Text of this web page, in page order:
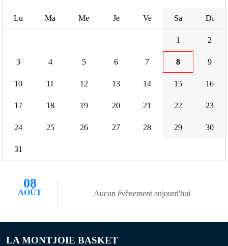
Lu Ma Me Je Ve Sa Di
1 2
3 4 5 6 7 8 9
10 11 12 13 14 15 16
17 18 19 20 21 22 23
24 25 26 27 28 29 30
31
08
AOÛT Aucun évènement aujourd'hui
LA MONTJOIE BASKET